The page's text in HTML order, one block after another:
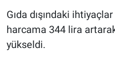
Gıda dışındaki
harcama 344 lira
yükseldi.